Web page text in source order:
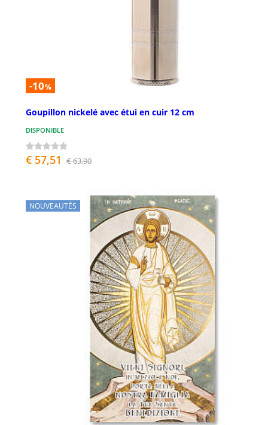
-10%
Goupillon nickelé avec étui en cuir 12 cm
DISPONIBLE
€ 57,51 € 63,90
NOUVEAUTÉS